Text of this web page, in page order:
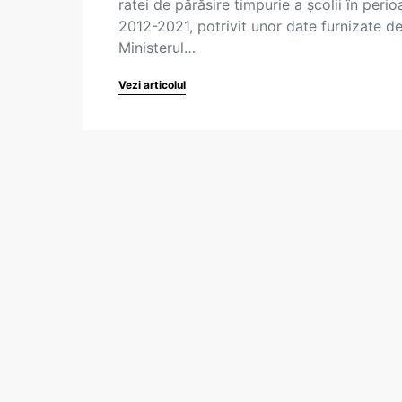
ratei de părăsire timpurie a școlii în
2012-2021, potrivit unor date furnizate de
Ministerul…
Vezi articolul